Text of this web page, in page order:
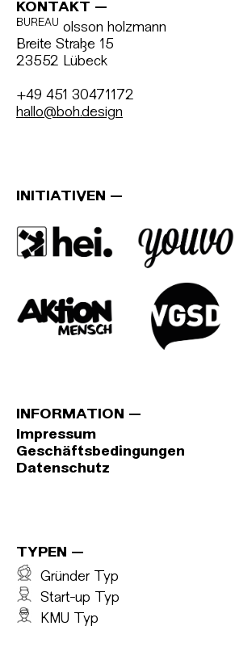
KONTAKT
BUREAU olsson holzmann
Breite Straße 15
23552 Lübeck
+49 451 30471172
hallo@boh.design
INITIATIVEN
INFORMATION
Impressum
Geschäftsbedingungen
Datenschutz
TYPEN
Gründer Typ
Start-up Typ
KMU Typ